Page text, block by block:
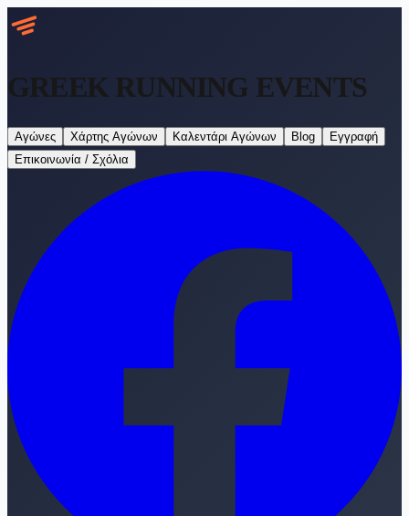
GREEK RUNNING EVENTS
Αγώνες Χάρτης Αγώνων Καλεντάρι Αγώνων Blog
Εγγραφή
Επικοινωνία / Σχόλια